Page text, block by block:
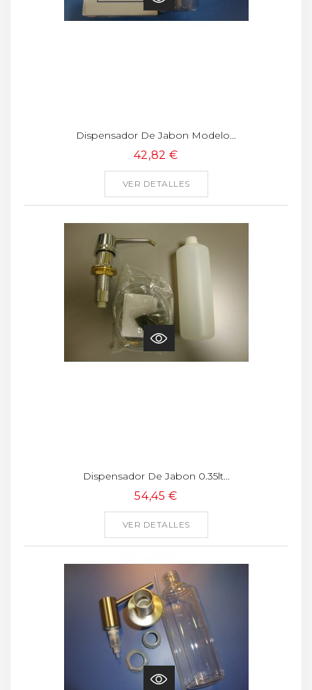
Dispensador De Jabon Modelo...
42,82 €
VER DETALLES
Dispensador De Jabon 0.35lt...
54,45 €
VER DETALLES